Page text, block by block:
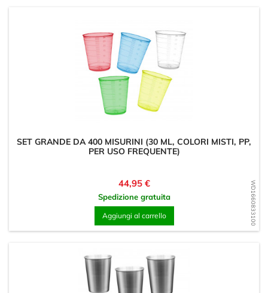
WD1660833100
SET GRANDE DA 400 MISURINI (30 ML, COLORI MISTI, PP,
PER USO FREQUENTE)
Prezzo
44,95 €
Spedizione gratuita
Aggiungi al carrello